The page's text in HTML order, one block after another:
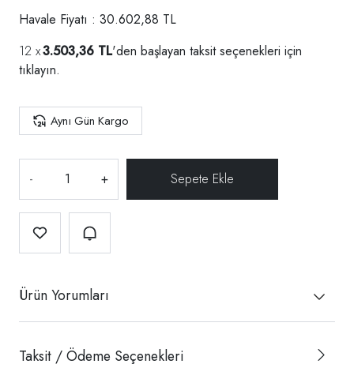
Havale Fiyatı : 30.602,88 TL
3.503,36 TL'den başlayan taksit seçenekleri için
tıklayın.
Aynı Gün Kargo
- +
Ürün Yorumları
Taksit / Ödeme Seçenekleri